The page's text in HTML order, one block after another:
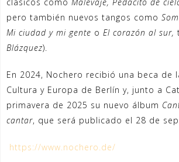
pero también nuevos tangos como
Mi ciudad y mi gente o El corazón al sur,
Blázquez).
En 2024, Nochero recibió una beca de
Cultura y Europa de Berlín y, junto a
primavera de 2025 su nuevo álbum
cantar, que será publicado el 28 de
https://www.nochero.de/